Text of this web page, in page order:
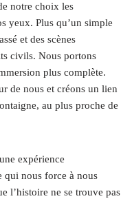
notre choix les
yeux. Plus qu’un simple
et des scènes
civils. Nous portons
plus complète.
de nous et créons un lien
au plus proche de
expérience
qui nous force à nous
l’histoire ne se trouve pas